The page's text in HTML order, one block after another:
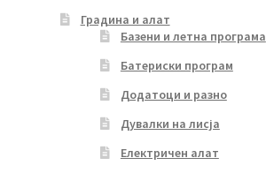
Градина и алат
Базени и летна програма
Батериски програм
Додатоци и разно
Дувалки на лисја
Електричен алат